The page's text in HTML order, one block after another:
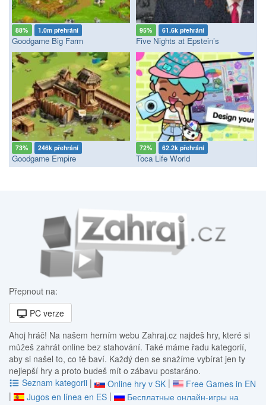
88% 1.0m přehrání
Goodgame Big Farm
95% 61.6k přehrání
Five Nights at Epstein’s
73% 246k přehrání
Goodgame Empire
72% 62.2k přehrání
Toca Life World
Přepnout na:
PC verze
Ahoj hráč! Na našem herním webu Zahraj.cz najdeš hry, které si
můžeš zahrát online bez stahování. Také máme řadu kategorií,
aby si našel to, co tě baví. Každý den se snažíme vybírat jen ty
nejlepší hry a proto budeš mít o zábavu postaráno.
Seznam kategorii | Online hry v SK |
Free Games in EN
|
Jugos en línea en ES |
Бесплатные онлайн-игры на